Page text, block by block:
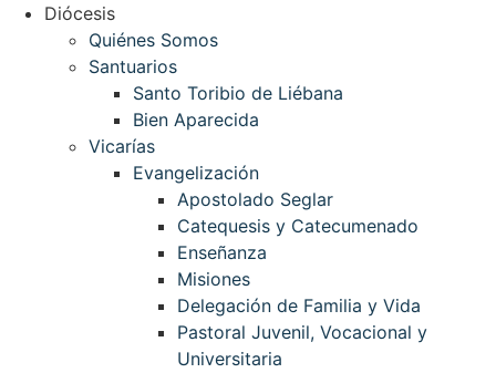
Diócesis
Quiénes Somos
Santuarios
Santo Toribio de Liébana
Bien Aparecida
Vicarías
Evangelización
Apostolado Seglar
Catequesis y Catecumenado
Enseñanza
Misiones
Delegación de Familia y Vida
Pastoral Juvenil, Vocacional y
Universitaria